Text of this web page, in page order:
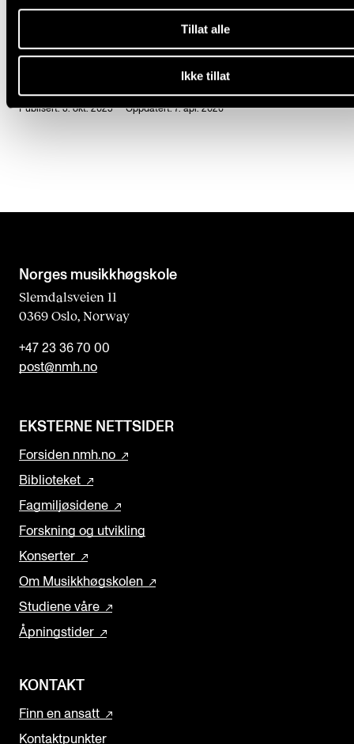
Tillat alle
Ikke tillat
PSYKISK HELSEVERN
Publisert: 3. okt. 2025 — Oppdatert: 7. apr. 2026
Norges musikk­høgskole
Slemdalsveien 11
0369 Oslo, Norway
+47 23 36 70 00
post@nmh.no
EKSTERNE NETTSIDER
Forsiden nmh.no
Biblioteket
Fagmiljøsidene
Forskning og utvikling
Konserter
Om Musikkhøgskolen
Studiene våre
Åpningstider
KONTAKT
Finn en ansatt
Kontaktpunkter